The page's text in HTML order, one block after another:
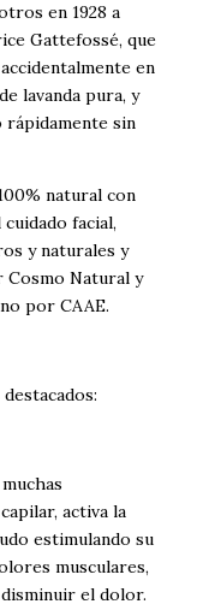
en 1928 a
Gattefossé, que
en
lavanda pura, y
rápidamente sin
natural con
facial,
y naturales y
Cosmo Natural y
por CAAE.
activa la
estimulando su
musculares,
el dolor.